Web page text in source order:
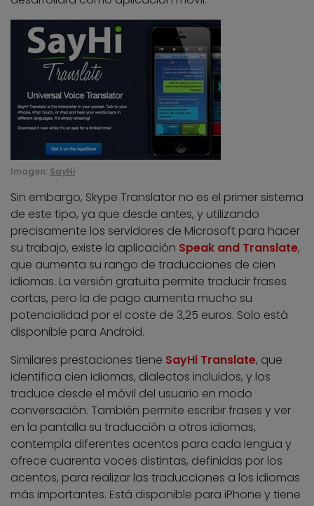
Imagen: SayHi
Sin embargo, Skype Translator no es el primer sistema
de este tipo, ya que desde antes, y utilizando
precisamente los servidores de Microsoft para hacer
su trabajo, existe la aplicación Speak and Translate,
que aumenta su rango de traducciones de cien
idiomas. La versión gratuita permite traducir frases
cortas, pero la de pago aumenta mucho su
potencialidad por el coste de 3,25 euros. Solo está
disponible para Android.
Similares prestaciones tiene SayHi Translate, que
identifica cien idiomas, dialectos incluidos, y los
traduce desde el móvil del usuario en modo
conversación. También permite escribir frases y ver
en la pantalla su traducción a otros idiomas,
contempla diferentes acentos para cada lengua y
ofrece cuarenta voces distintas, definidas por los
acentos, para realizar las traducciones a los idiomas
más importantes. Está disponible para iPhone y tiene